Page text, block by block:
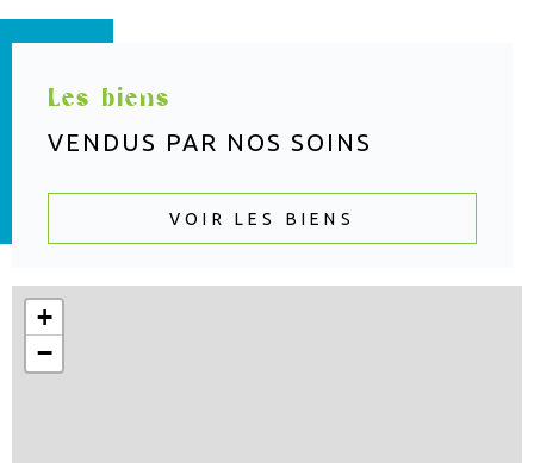
+
−
Les biens
VENDUS PAR NOS SOINS
VOIR LES BIENS